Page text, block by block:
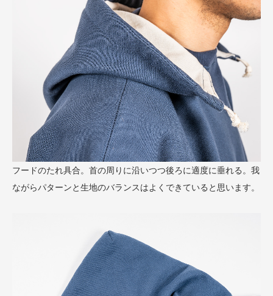
フードのたれ具合。首の周りに沿いつつ後ろに適度に垂れる。我
ながらパターンと生地のバランスはよくできていると思います。